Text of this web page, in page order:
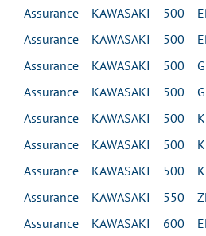
Assurance KAWASAKI 500
Assurance KAWASAKI 500
Assurance KAWASAKI 500
Assurance KAWASAKI 500
Assurance KAWASAKI 500
Assurance KAWASAKI 500
Assurance KAWASAKI 500
Assurance KAWASAKI 550
Assurance KAWASAKI 600